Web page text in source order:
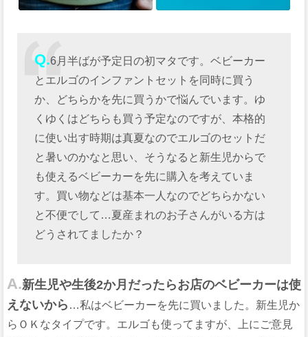
Q.6月半ばが予定日の初マタです。ベビーカー
とエルゴのインファントセットを同時に買う
か、どちらかを先に買うかで悩んでいます。ゆ
くゆくはどちらも買う予定なのですが、本格的
に使い出す時期は真夏なのでエルゴのセットだ
と暑いのかなと思い、そうなると新生児からで
も使えるベビーカーを先に購入を考えていま
す。買い物などは基本一人なのでどちらかない
と不便でして…夏産まれのお子さんがいる方は
どうされてましたか？
A.新生児や生後2か月だったらお店のベビーカーは使
えないから …私はベビーカーを先に買いました。新生児か
らＯＫなタイプです。エルゴも使ってますが、上にご意見